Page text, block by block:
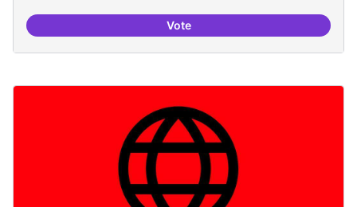
VoteBeques de recerca per